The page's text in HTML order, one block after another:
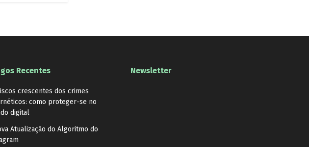
Recentes
crescentes dos crimes
como proteger-se no
digital
Atualização do Algoritmo do
Newsletter